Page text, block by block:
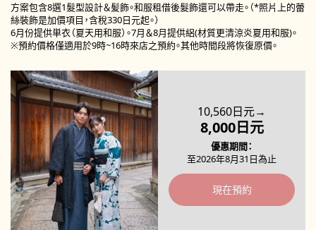
方案包含8選1髮型設計＆髪飾。和服租借後髮飾還可以帶走。（*照片上的蕾
絲裝飾是加價項目，含稅330日元起。）
6月份提供単衣（夏天用和服）。7月＆8月提供絽(材質更清涼炎夏用和服)。
※預約價格僅適用於9時~16時來店之預約。其他時間段將恢復原價。
10,560日元→
8,000日元
優惠期間
至2026年8月31日為止
現在預約